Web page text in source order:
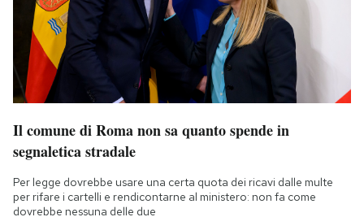
Il comune di Roma non sa quanto spende in
segnaletica stradale
Per legge dovrebbe usare una certa quota dei ricavi dalle multe
per rifare i cartelli e rendicontarne al ministero: non fa come
dovrebbe nessuna delle due